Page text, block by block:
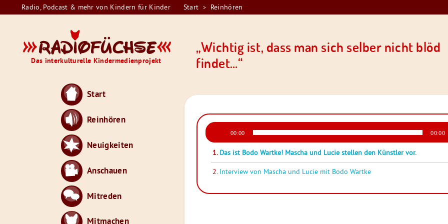
to
Radio, Podcast & mehr von Kindern für Kinder
Sie
Start > Reinhören
Das interkulturelle Kindermedienprojekt
Start
Reinhören
Neuigkeiten
Anschauen
Mitreden
Mitmachen
„Wichtig ist, dass man sich selber nicht blöd
findet…“
Audio-
Player
00:00 00:00
1. Das ist Bodo Wartke! Mascha und Lucie stellen den Künstler vor.
2. Interview von Mascha und Lucie mit Bodo Wartke